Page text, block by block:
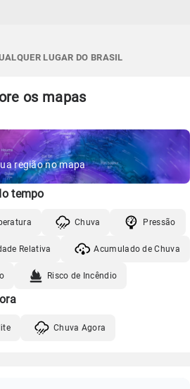
LUGAR DO BRASIL
os mapas
região no mapa
tempo
Chuva Pressão
Relativa Acumulado de Chuva
Risco de Incêndio
Chuva Agora